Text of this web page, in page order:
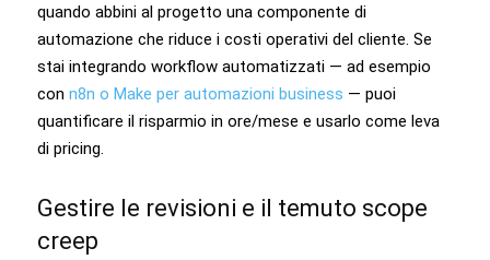
quando abbini al progetto una componente di
automazione che riduce i costi operativi del cliente. Se
stai integrando workflow automatizzati — ad esempio
con n8n o Make per automazioni business — puoi
quantificare il risparmio in ore/mese e usarlo come leva
di pricing.
Gestire le revisioni e il temuto scope
creep